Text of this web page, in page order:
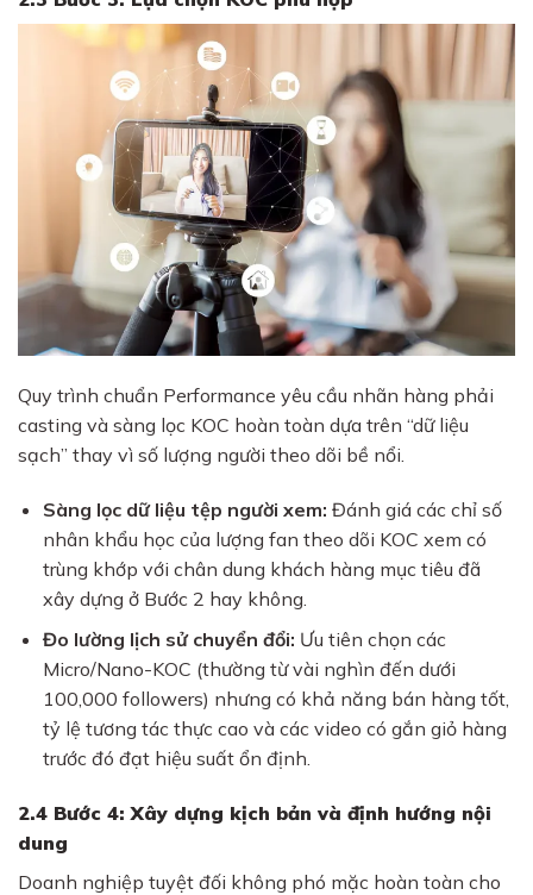
Quy trình chuẩn Performance yêu cầu nhãn hàng phải
casting và sàng lọc KOC hoàn toàn dựa trên “dữ liệu
sạch” thay vì số lượng người theo dõi bề nổi.
Sàng lọc dữ liệu tệp người xem: Đánh giá các chỉ số
nhân khẩu học của lượng fan theo dõi KOC xem có
trùng khớp với chân dung khách hàng mục tiêu đã
xây dựng ở Bước 2 hay không.
Đo lường lịch sử chuyển đổi: Ưu tiên chọn các
Micro/Nano-KOC (thường từ vài nghìn đến dưới
100,000 followers) nhưng có khả năng bán hàng tốt,
tỷ lệ tương tác thực cao và các video có gắn giỏ hàng
trước đó đạt hiệu suất ổn định.
2.4 Bước 4: Xây dựng kịch bản và định hướng nội
dung
Doanh nghiệp tuyệt đối không phó mặc hoàn toàn cho